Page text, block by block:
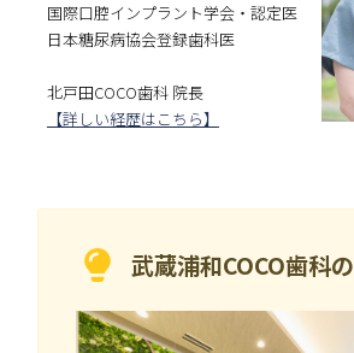
国際口腔インプラント学会・認定医
日本糖尿病協会登録歯科医
北戸田COCO歯科 院長
【詳しい経歴はこちら】
武蔵浦和COCO歯科の